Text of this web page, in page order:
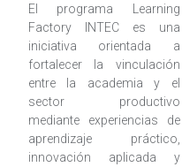
El programa Learning
Factory INTEC es una
iniciativa orientada a
fortalecer la vinculación
entre la academia y el
sector productivo
mediante experiencias de
aprendizaje práctico,
innovación aplicada y